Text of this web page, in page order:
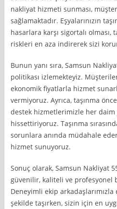
nakliyat hizmeti sunması,
sağlamaktadır. Eşyalarınızın
hasarlara karşı sigortalı olması,
riskleri en aza indirerek sizi
Bunun yanı sıra, Samsun
politikası izlemekteyiz.
ekonomik fiyatlarla hizmet
vermiyoruz. Ayrıca, taşınma
destek hizmetlerimizle her daim
hissettiriyoruz. Taşınma
sorunlara anında müdahale
hizmet sunuyoruz.
Sonuç olarak, Samsun Nakliyat
güvenilir, kaliteli ve profesyonel
Deneyimli ekip arkadaşlarımızla
şekilde taşırken, sizin için en